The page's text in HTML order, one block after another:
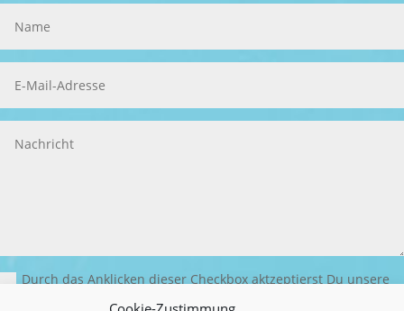
Durch das Anklicken dieser Checkbox aktzeptierst Du unsere
Datenschutzerklärung. Du erklärst Dich damit einverstanden, dass